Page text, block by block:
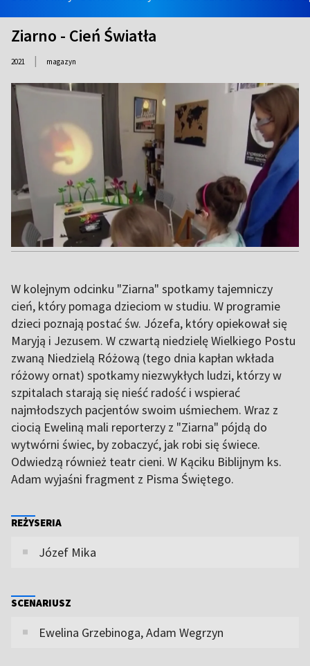
Ziarno - Cień Światła
2021 | magazyn
W kolejnym odcinku "Ziarna" spotkamy tajemniczy
cień, który pomaga dzieciom w studiu. W programie
dzieci poznają postać św. Józefa, który opiekował się
Maryją i Jezusem. W czwartą niedzielę Wielkiego Postu
zwaną Niedzielą Różową (tego dnia kapłan wkłada
różowy ornat) spotkamy niezwykłych ludzi, którzy w
szpitalach starają się nieść radość i wspierać
najmłodszych pacjentów swoim uśmiechem. Wraz z
ciocią Eweliną mali reporterzy z "Ziarna" pójdą do
wytwórni świec, by zobaczyć, jak robi się świece.
Odwiedzą również teatr cieni. W Kąciku Biblijnym ks.
Adam wyjaśni fragment z Pisma Świętego.
REŻYSERIA
Józef Mika
SCENARIUSZ
Ewelina Grzebinoga, Adam Wegrzyn